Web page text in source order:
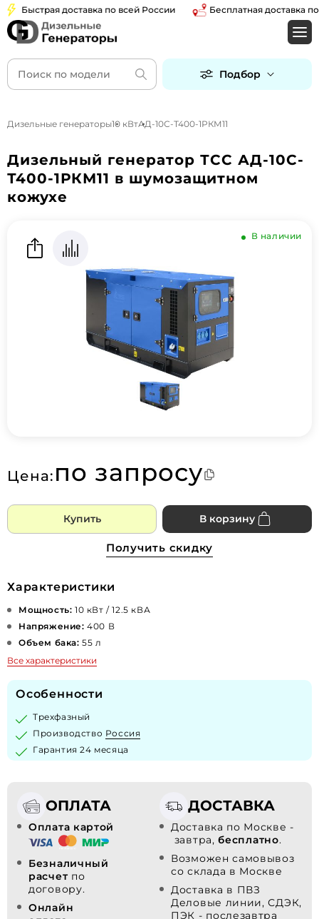
доставка по всей России Бесплатная доставка по
Подбор
Дизельные генераторы10 кВтАД-10С-Т400-1РКМ11
Дизельный генератор ТСС АД-10С-
Т400-1РКМ11 в шумозащитном
кожухе
В наличии
Цена: по запросу
Купить В корзину
Получить скидку
Характеристики
Мощность: 10 кВт / 12.5 кВА
Напряжение: 400 В
Объем бака: 55 л
Все характеристики
Особенности
Трехфазный
Производство Россия
Гарантия 24 месяца
ОПЛАТА
Оплата картой
Безналичный
расчет по
договору.
Онлайн
ДОСТАВКА
Доставка по Москве -
завтра,бесплатно.
Возможен самовывоз
со склада в Москве
Доставка в ПВЗ
Деловые линии, СДЭК,
ПЭК - послезавтра